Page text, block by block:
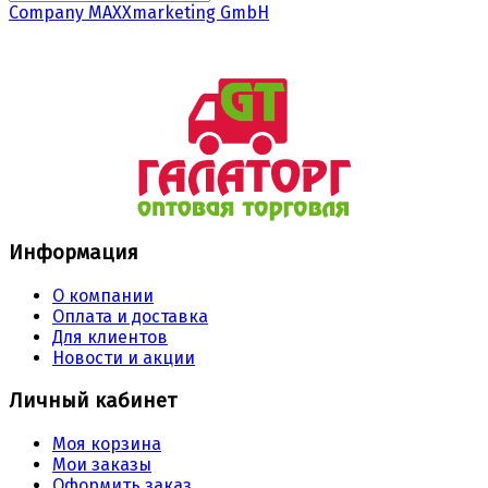
Company MAXXmarketing GmbH
Информация
О компании
Оплата и доставка
Для клиентов
Новости и акции
Личный кабинет
Моя корзина
Мои заказы